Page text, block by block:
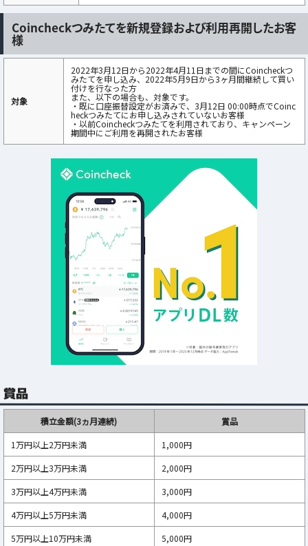
Coincheckつみたてを新規登録および利用再開したお客
様
対象
2022年3月12日から2022年4月11日までの間にCoincheckつ
みたてを申し込み、2022年5月9日から3ヶ月間継続して買い
付けを行なった方
また、以下の場合も、対象です。
・既に口座振替設定がお済みで、3月12日 00:00時点でCoinc
heckつみたてにお申し込みされていないお客様
・以前Coincheckつみたてを利用されており、キャンペーン
期間中にご利用を再開されたお客様
賞品
積立金額(3ヵ月連続)
賞品
1万円以上2万円未満
1,000円
2万円以上3万円未満
2,000円
3万円以上4万円未満
3,000円
4万円以上5万円未満
4,000円
5万円以上10万円未満
5,000円